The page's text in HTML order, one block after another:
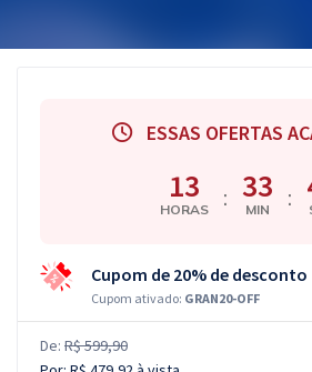
ESSAS OFERTAS
13
HORAS : 33
MIN :
Cupom de 20% de desconto
Cupom ativado: GRAN20-OFF
De: R$ 599,90